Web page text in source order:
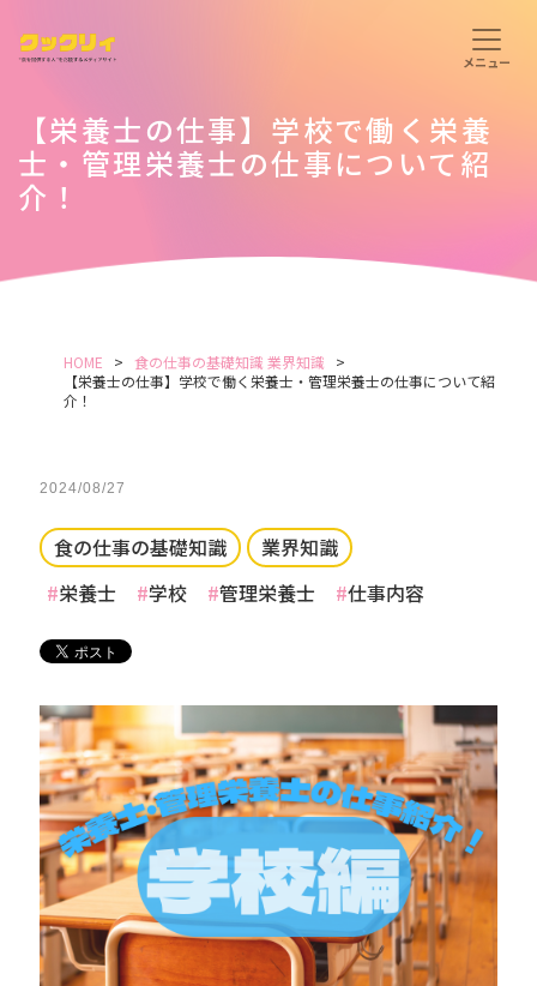
【栄養士の仕事】学校で働く栄養
士・管理栄養士の仕事について紹
介！
HOME 食の仕事の基礎知識 業界知識
【栄養士の仕事】学校で働く栄養士・管理栄養士の仕事について紹
介！
2024/08/27
食の仕事の基礎知識
業界知識
栄養士
学校 管理栄養士 仕事内容